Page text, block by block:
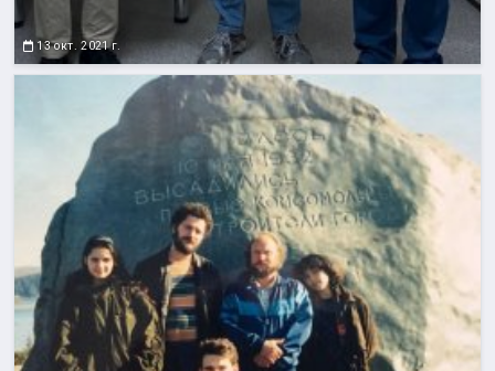
13 окт. 2021 г.